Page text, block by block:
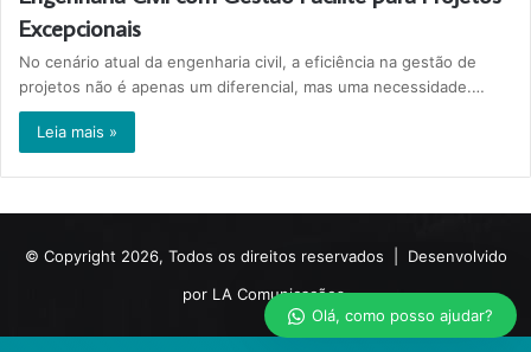
Excepcionais
No cenário atual da engenharia civil, a eficiência na gestão de
projetos não é apenas um diferencial, mas uma necessidade.…
Leia mais »
© Copyright 2026, Todos os direitos reservados | Desenvolvido
por LA Comunicações.
Olá, como posso ajudar?